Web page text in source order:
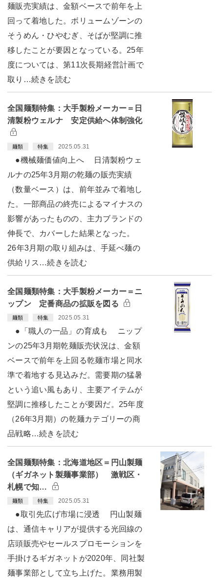
麺販売実績は、金額ベースで前年を上
回って着地した。ボリュームゾーンの
そうめん・ひやむぎ、そばが堅調に推
移したことが要因となっている。25年
度については、第11次長期経営計画で
取り…続きを読む
全国麺類特集：大手製粉メーカー＝日
清製粉ウェルナ 安定供給へ体制強化
麺類 特集 2025.05.31
●機械麺価値向上へ 日清製粉ウェ
ルナの25年3月期の乾麺の販売実績
（数量ベース）は、前年並みで着地し
た。一部商品の終売によるマイナスの
影響があったものの、主力ブランドの
伸長で、カバーした結果となった。
26年3月期の取り組みは、手延べ麺の
供給リス…続きを読む
全国麺類特集：大手製粉メーカー＝ニ
ップン 定番商品の拡販を図る
麺類 特集 2025.05.31
●「職人の一品」の育成も ニップ
ンの25年3月期乾麺販売状況は、金額
ベースで前年を上回る乾麺市場と同水
準で着地する見込みだ。需要期の猛暑
という追い風もあり、主要アイテムが
堅調に推移したことが要因だ。25年度
（26年3月期）の乾麺カテゴリーの商
品戦略…続きを読む
全国麺類特集：北海道地区＝円山製麺
（ギガネット製麺事業部） 激戦区・
札幌で知…
麺類 特集 2025.05.31
●取引先広げ市場に浸透 円山製麺
は、通信キャリアが提供する光回線の
店頭販売やセールスプロモーションを
手掛けるギガネットが2020年、同社製
麺事業部として立ち上げた。業務用製